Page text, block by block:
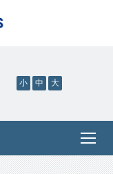
小 中 大